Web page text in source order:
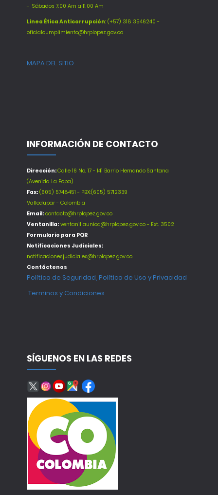
- Sábados 7:00 Am a 11:00 Am
Línea Ética Anticorrupción: (+57) 318 3546240 -
oficialcumplimiento@hrplopez.gov.co
MAPA DEL SITIO
INFORMACIÓN DE CONTACTO
Dirección:Calle 16 No. 17 - 141 Barrio Hernando Santana
(Avenida La Popa)
Fax: (605) 5748451 - PBX:(605) 5712339
Valledupar - Colombia
Email: contacto@hrplopez.gov.co
Ventanilla: ventanillaunica@hrplopez.gov.co - Ext. 3502
Formulario para PQR
Notificaciones Judiciales:
notificacionesjudiciales@hrplopez.gov.co
Contáctenos
Política de Seguridad, Política de Uso y Privacidad
Terminos y Condiciones
SÍGUENOS EN LAS REDES